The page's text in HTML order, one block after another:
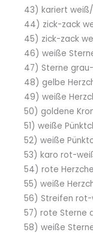
43) kariert
44) zick-zack
45) zick-zack
46) weiße
47) Sterne
48) gelbe
49) weiße
50) goldene
51) weiße
52) weiße
53) karo rot-
54) rote
55) weiße
56) Streifen rot-
57) rote Sterne
58) weiße